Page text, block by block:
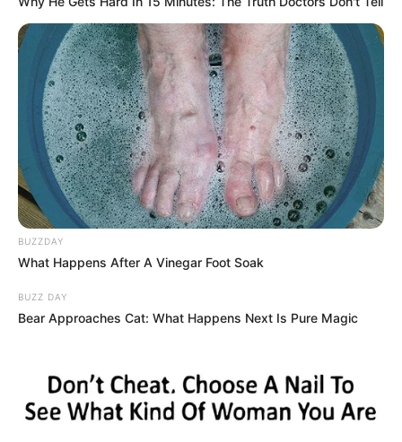
BUZZDAY
What Happens After A Vinegar Foot Soak
BUZZ DAY
Bear Approaches Cat: What Happens Next Is Pure Magic